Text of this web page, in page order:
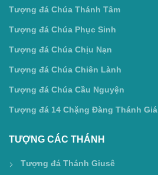
Tượng đá Chúa Thánh Tâm
Tượng đá Chúa Phục Sinh
Tượng đá Chúa Chịu Nạn
Tượng đá Chúa Chiên Lành
Tượng đá Chúa Cầu Nguyện
Tượng đá 14 Chặng Đàng Thánh Giá
TƯỢNG CÁC THÁNH
Tượng đá Thánh Giusê